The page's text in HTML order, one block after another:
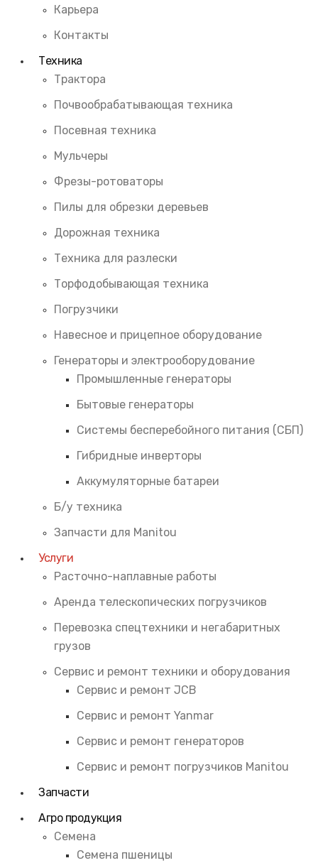
Карьера
Контакты
Техника
Трактора
Почвообрабатывающая техника
Посевная техника
Мульчеры
Фрезы-ротоваторы
Пилы для обрезки деревьев
Дорожная техника
Техника для разлески
Торфодобывающая техника
Погрузчики
Навесное и прицепное оборудование
Генераторы и электрооборудование
Промышленные генераторы
Бытовые генераторы
Системы бесперебойного питания (СБП)
Гибридные инверторы
Аккумуляторные батареи
Б/у техника
Запчасти для Manitou
Услуги
Расточно-наплавные работы
Аренда телескопических погрузчиков
Перевозка спецтехники и негабаритных
грузов
Сервис и ремонт техники и оборудования
Сервис и ремонт JCB
Сервис и ремонт Yanmar
Сервис и ремонт генераторов
Сервис и ремонт погрузчиков Manitou
Запчасти
Агро продукция
Семена
Семена пшеницы